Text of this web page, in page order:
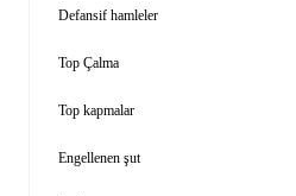
Defansif hamleler
Top Çalma
Top kapmalar
Engellenen şut